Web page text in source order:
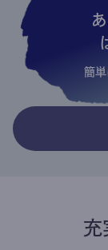
簡
充